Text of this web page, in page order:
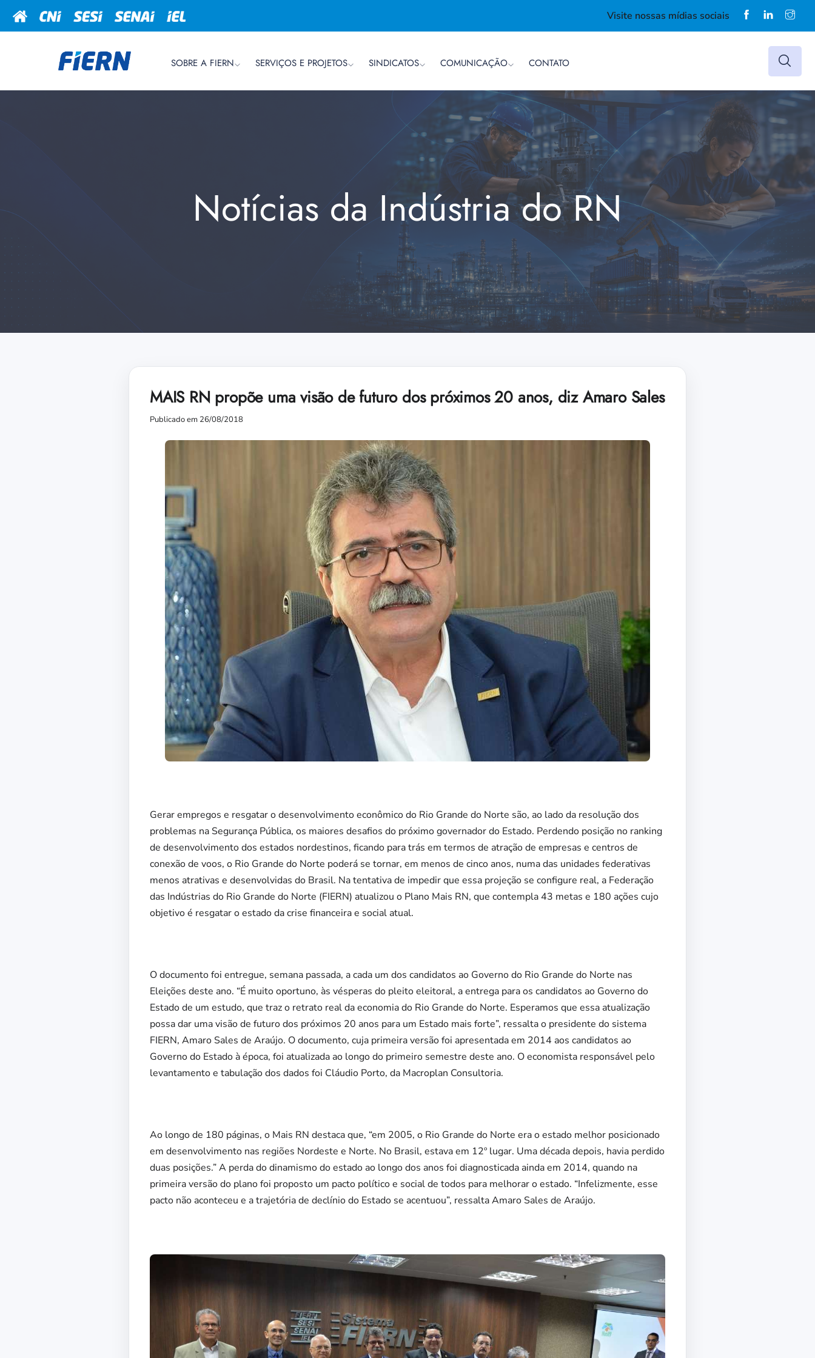
Visite nossas mídias sociais
SOBRE A FIERN SERVIÇOS E PROJETOS SINDICATOS COMUNICAÇÃO CONTATO
Notícias da Indústria do RN
MAIS RN propõe uma visão de futuro dos próximos 20 anos, diz Amaro Sales
Publicado em 26/08/2018
Gerar empregos e resgatar o desenvolvimento econômico do Rio Grande do Norte são, ao lado da resolução dos
problemas na Segurança Pública, os maiores desafios do próximo governador do Estado. Perdendo posição no ranking
de desenvolvimento dos estados nordestinos, ficando para trás em termos de atração de empresas e centros de
conexão de voos, o Rio Grande do Norte poderá se tornar, em menos de cinco anos, numa das unidades federativas
menos atrativas e desenvolvidas do Brasil. Na tentativa de impedir que essa projeção se configure real, a Federação
das Indústrias do Rio Grande do Norte (FIERN) atualizou o Plano Mais RN, que contempla 43 metas e 180 ações cujo
objetivo é resgatar o estado da crise financeira e social atual.
O documento foi entregue, semana passada, a cada um dos candidatos ao Governo do Rio Grande do Norte nas
Eleições deste ano. “É muito oportuno, às vésperas do pleito eleitoral, a entrega para os candidatos ao Governo do
Estado de um estudo, que traz o retrato real da economia do Rio Grande do Norte. Esperamos que essa atualização
possa dar uma visão de futuro dos próximos 20 anos para um Estado mais forte”, ressalta o presidente do sistema
FIERN, Amaro Sales de Araújo. O documento, cuja primeira versão foi apresentada em 2014 aos candidatos ao
Governo do Estado à época, foi atualizada ao longo do primeiro semestre deste ano. O economista responsável pelo
levantamento e tabulação dos dados foi Cláudio Porto, da Macroplan Consultoria.
Ao longo de 180 páginas, o Mais RN destaca que, “em 2005, o Rio Grande do Norte era o estado melhor posicionado
em desenvolvimento nas regiões Nordeste e Norte. No Brasil, estava em 12º lugar. Uma década depois, havia perdido
duas posições.” A perda do dinamismo do estado ao longo dos anos foi diagnosticada ainda em 2014, quando na
primeira versão do plano foi proposto um pacto político e social de todos para melhorar o estado. “Infelizmente, esse
pacto não aconteceu e a trajetória de declínio do Estado se acentuou”, ressalta Amaro Sales de Araújo.